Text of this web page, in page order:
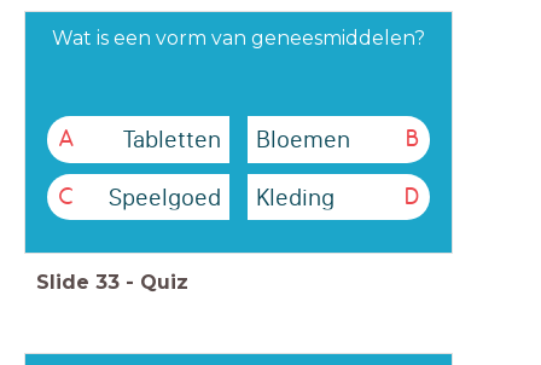
Wat is een vorm van geneesmiddelen?
A Tabletten B
Bloemen
C Speelgoed D
Kleding
Slide 33 - Quiz